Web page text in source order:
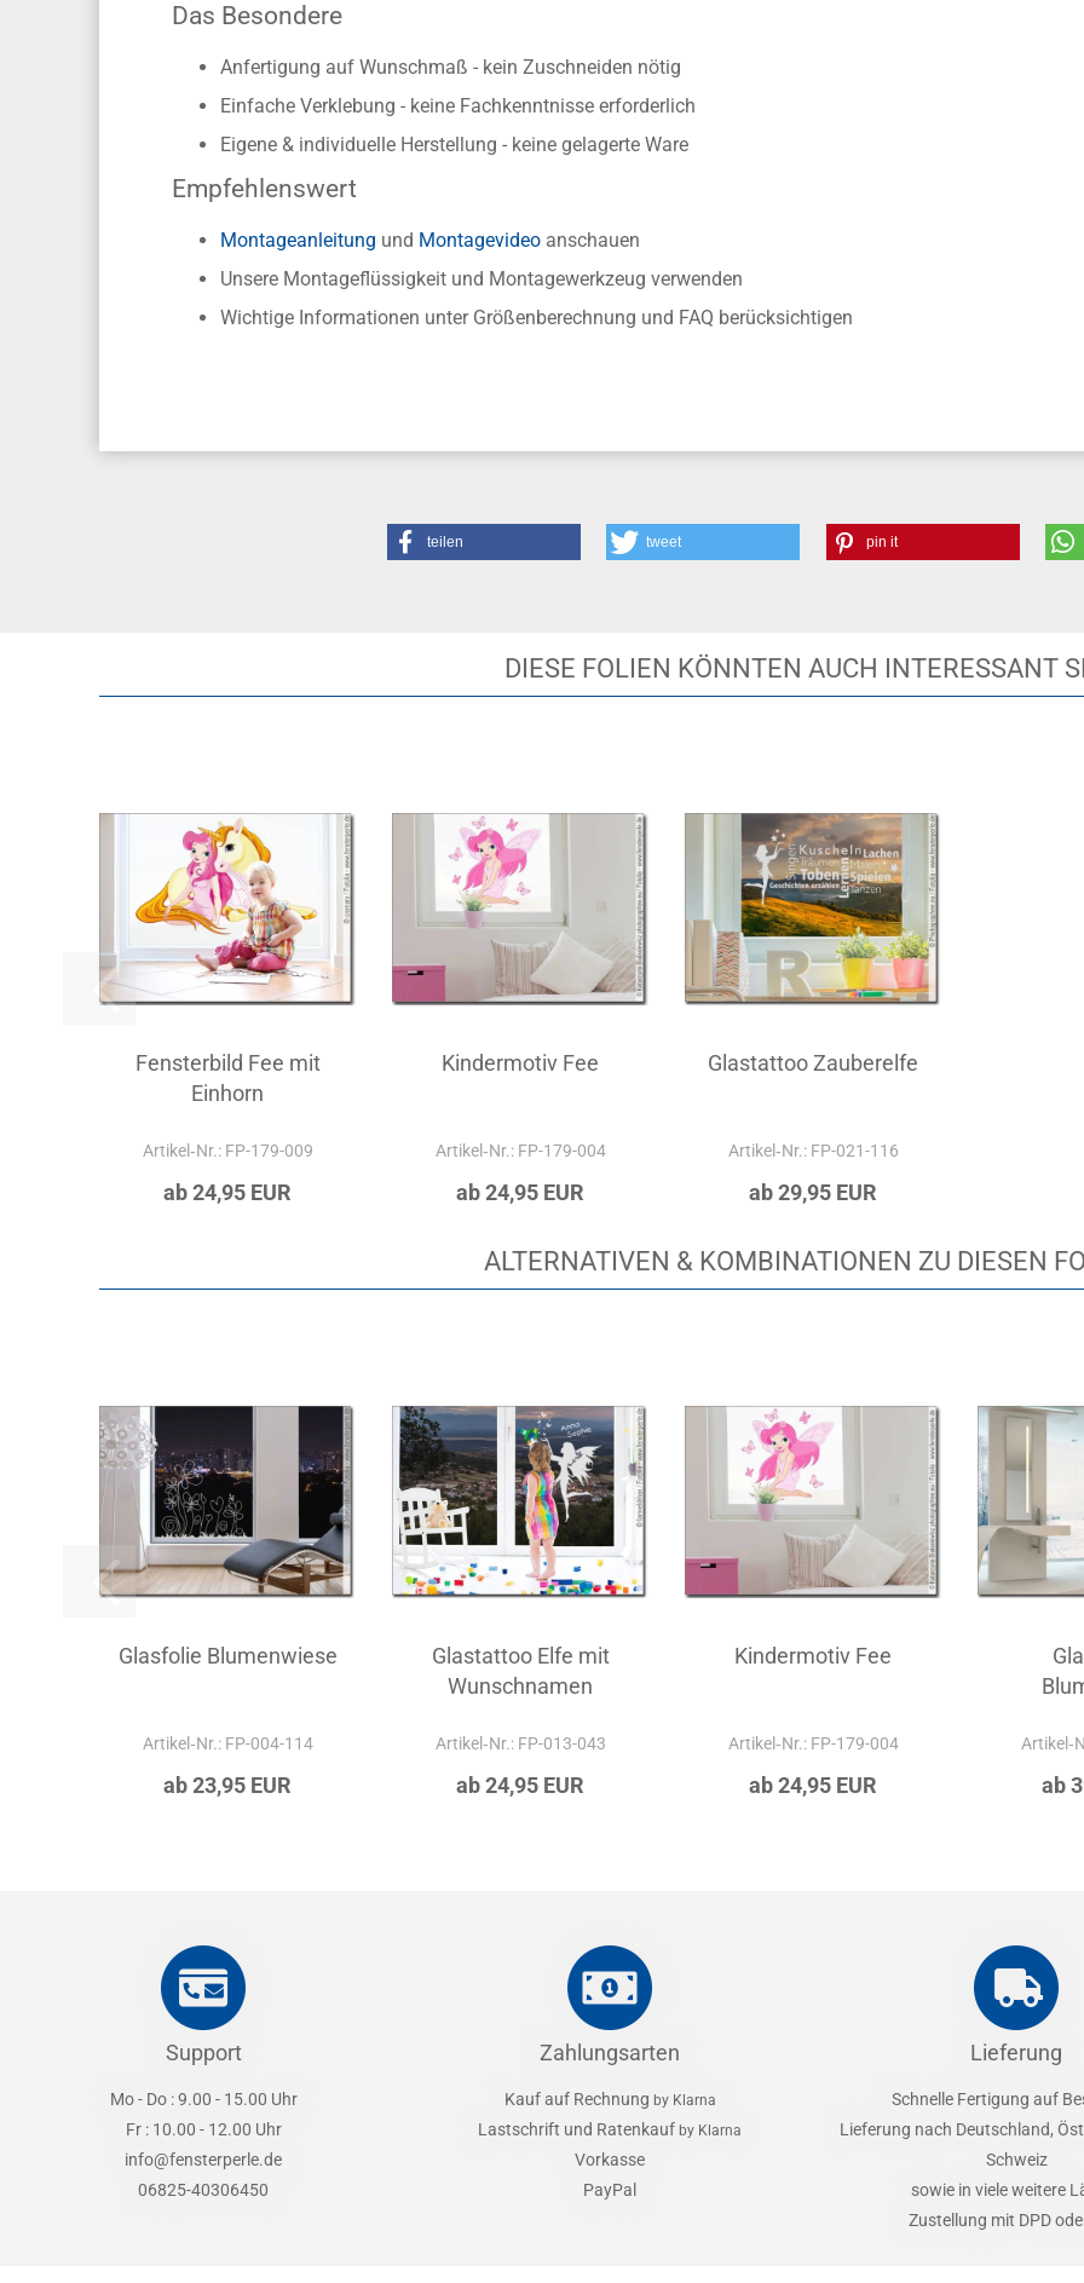
Das Besondere
Anfertigung auf Wunschmaß - kein Zuschneiden nötig
Einfache Verklebung - keine Fachkenntnisse erforderlich
Eigene & individuelle Herstellung - keine gelagerte Ware
Empfehlenswert
Montageanleitung und Montagevideo anschauen
Unsere Montageflüssigkeit und Montagewerkzeug verwenden
Wichtige Informationen unter Größenberechnung und FAQ berücksichtigen
teilen tweet pin it
DIESE FOLIEN KÖNNTEN AUCH INTERESSANT
Fensterbild Fee mit
Einhorn
Artikel‑Nr.: FP-179-009
ab 24,95 EUR
Kindermotiv Fee
Artikel‑Nr.: FP-179-004
ab 24,95 EUR
Glastattoo Zauberelfe
Artikel‑Nr.: FP-021-116
ab 29,95 EUR
ALTERNATIVEN & KOMBINATIONEN ZU DIESEN
Glasfolie Blumenwiese
Artikel‑Nr.: FP-004-114
ab 23,95 EUR
Glastattoo Elfe mit
Wunschnamen
Artikel‑Nr.: FP-013-043
ab 24,95 EUR
Kindermotiv Fee
Artikel‑Nr.: FP-179-004
ab 24,95 EUR ab
Support
Mo - Do : 9.00 - 15.00 Uhr
Fr : 10.00 - 12.00 Uhr
info@fensterperle.de
06825-40306450
Zahlungsarten
Kauf auf Rechnung by Klarna
Lastschrift und Ratenkauf by Klarna
Vorkasse
PayPal
Lieferung
Schnelle Fertigung auf
Lieferung nach Deutschland,
Schweiz
sowie in viele weitere
Zustellung mit DPD